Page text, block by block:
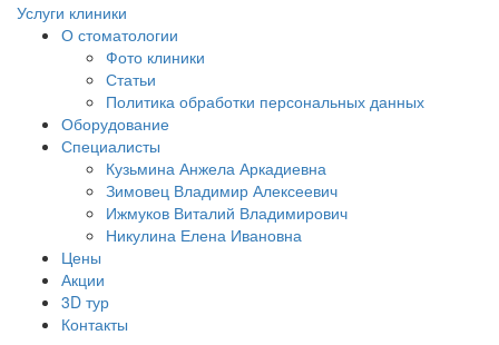
Услуги клиники
О стоматологии
Фото клиники
Статьи
Политика обработки персональных данных
Оборудование
Специалисты
Кузьмина Анжела Аркадиевна
Зимовец Владимир Алексеевич
Ижмуков Виталий Владимирович
Никулина Елена Ивановна
Цены
Акции
3D тур
Контакты